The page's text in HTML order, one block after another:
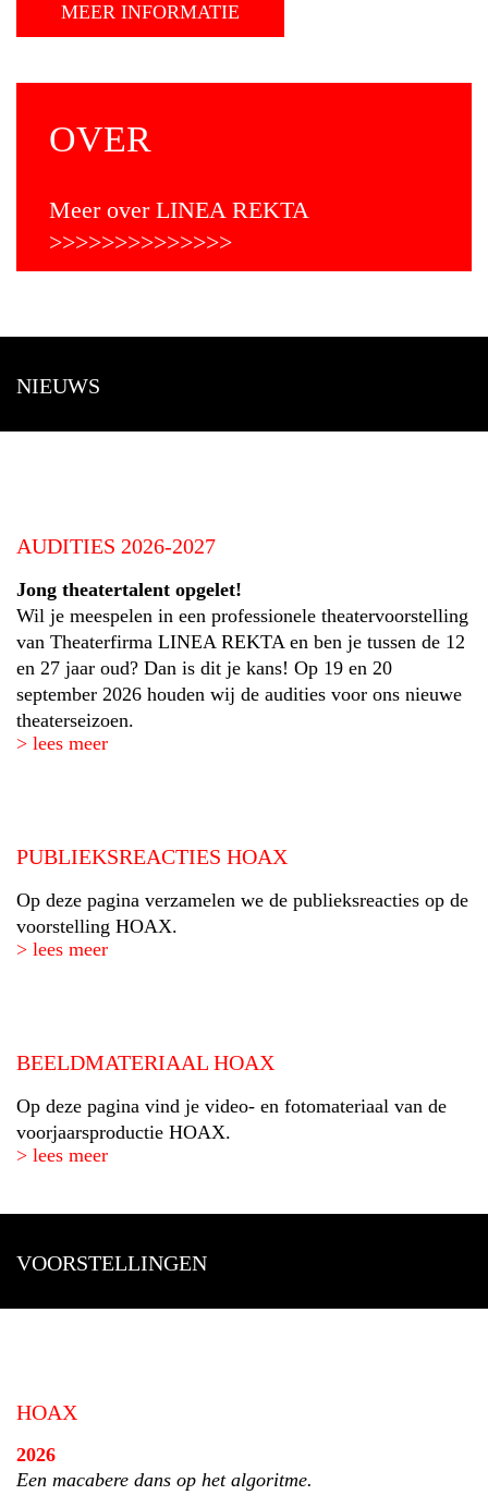
MEER INFORMATIE
OVER
Meer over LINEA REKTA
NIEUWS
AUDITIES 2026-2027
Jong theatertalent opgelet!
Wil je meespelen in een professionele theatervoorstelling
van Theaterfirma LINEA REKTA en ben je tussen de 12
en 27 jaar oud? Dan is dit je kans! Op 19 en 20
september 2026 houden wij de audities voor ons nieuwe
theaterseizoen.
> lees meer
PUBLIEKSREACTIES HOAX
Op deze pagina verzamelen we de publieksreacties op de
voorstelling HOAX.
> lees meer
BEELDMATERIAAL HOAX
Op deze pagina vind je video- en fotomateriaal van de
voorjaarsproductie HOAX.
> lees meer
VOORSTELLINGEN
HOAX
2026
Een macabere dans op het algoritme.